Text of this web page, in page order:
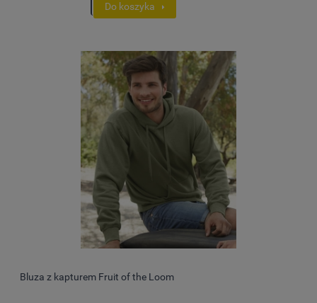
Do koszyka
Bluza z kapturem Fruit of the Loom